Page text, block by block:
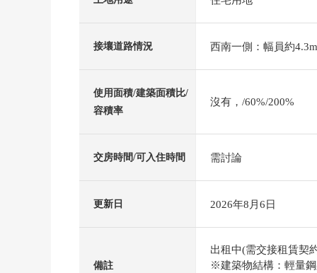
接壤道路情況 西南一側：幅員約
使用面積/建築面積比/
容積率
沒有，/60%/200%
交房時間/可入住時間 需討論
更新日 2026年8月6日
備註
出租中(需交接租賃契
※建築物結構：輕量